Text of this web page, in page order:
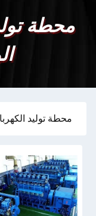
محطة
محطة توليد